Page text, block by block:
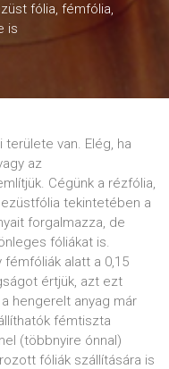
fólia, fémfólia,
is
van. Elég, ha
az
Cégünk a rézfólia,
tekintetében a
forgalmazza, de
fóliákat is.
fémfóliák alatt a 0,15
értjük, azt ezt
hengerelt anyag már
fémtiszta
(többnyire ónnal)
fóliák szállítására is